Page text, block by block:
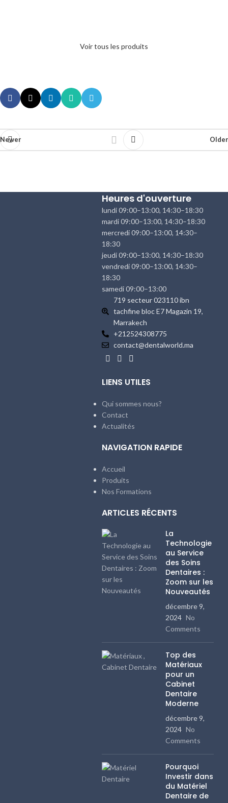
Voir tous les produits
Newer Older
Heures d'ouverture
lundi 09:00–13:00, 14:30–18:30
mardi 09:00–13:00, 14:30–18:30
mercredi 09:00–13:00, 14:30–
18:30
jeudi 09:00–13:00, 14:30–18:30
vendredi 09:00–13:00, 14:30–
18:30
samedi 09:00–13:00
719 secteur 023110 ibn
tachfine bloc E7 Magazin 19,
Marrakech
+212524308775
contact@dentalworld.ma
LIENS UTILES
Qui sommes nous?
Contact
Actualités
NAVIGATION RAPIDE
Accueil
Produits
Nos Formations
ARTICLES RÉCENTS
La
Technologie
au Service
des Soins
Dentaires :
Zoom sur les
Nouveautés
décembre 9,
2024 No
Comments
Top des
Matériaux
pour un
Cabinet
Dentaire
Moderne
décembre 9,
2024 No
Comments
Pourquoi
Investir dans
du Matériel
Dentaire de